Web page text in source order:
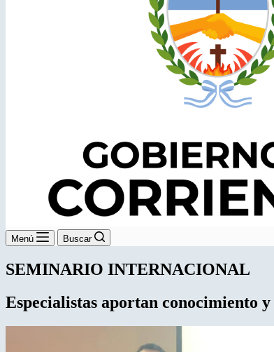
Menú Buscar
SEMINARIO INTERNACIONAL
Especialistas aportan conocimiento y